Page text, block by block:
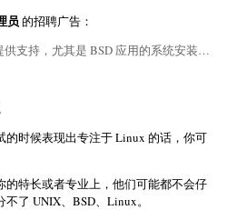
员 的招聘广告：
支持，尤其是 BSD 应用的系统安装…
时候表现出专注于 Linux 的话，你可
的特长或者专业上，他们可能都不会仔
了 UNIX、BSD、Linux。